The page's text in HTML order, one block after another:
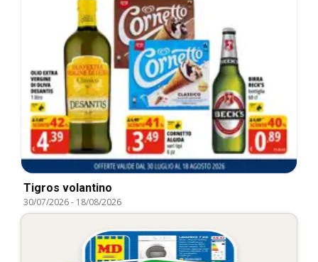
Tigros volantino
30/07/2026- 18/08/2026